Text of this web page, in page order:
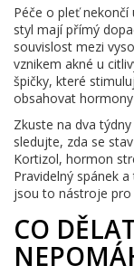
Péče o pleť nekončí
styl mají přímý
souvislost mezi
vznikem akné u
špičky, které
obsahovat
Zkuste na dva
sledujte, zda se
Kortizol, hormon
Pravidelný spánek
jsou to nástroje
CO